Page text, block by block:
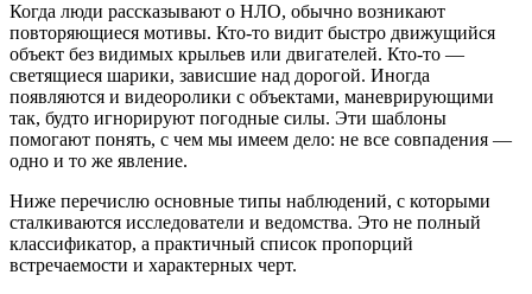
Когда люди рассказывают о НЛО, обычно возникают
повторяющиеся мотивы. Кто-то видит быстро движущийся
объект без видимых крыльев или двигателей. Кто-то —
светящиеся шарики, зависшие над дорогой. Иногда
появляются и видеоролики с объектами, маневрирующими
так, будто игнорируют погодные силы. Эти шаблоны
помогают понять, с чем мы имеем дело: не все совпадения —
одно и то же явление.
Ниже перечислю основные типы наблюдений, с которыми
сталкиваются исследователи и ведомства. Это не полный
классификатор, а практичный список пропорций
встречаемости и характерных черт.